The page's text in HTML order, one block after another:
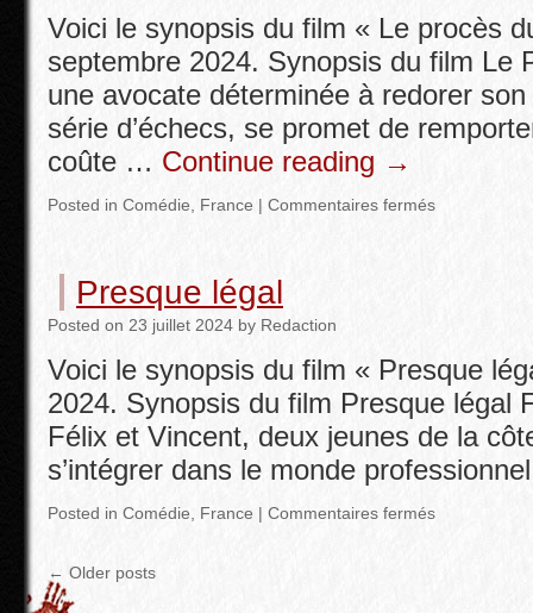
Voici le synopsis du film « Le procès
septembre 2024. Synopsis du film Le
une avocate déterminée à redorer
série d’échecs, se promet de
coûte … Continue reading →
Posted in Comédie France | Commentaires fermés
Presque légal
Posted on 23 juillet 2024 by Redaction
Voici le synopsis du film « Presque
2024. Synopsis du film Presque légal
Félix et Vincent, deux jeunes de la
s’intégrer dans le monde
Posted in Comédie France | Commentaires fermés
← Older posts